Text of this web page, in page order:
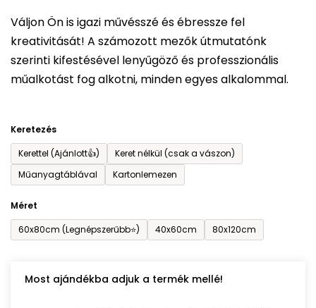
Váljon Ön is igazi művésszé és ébressze fel
kreativitását! A számozott mezők útmutatónk
szerinti kifestésével lenyűgöző és professzionális
műalkotást fog alkotni, minden egyes alkalommal.
Keretezés
Kerettel (Ajánlott👍)
Keret nélkül (csak a vászon)
Műanyagtáblával
Kartonlemezen
Méret
60x80cm (Legnépszerűbb⭐)
40x60cm 80x120cm
Most ajándékba adjuk a termék mellé!
ből
0,0
csillag.